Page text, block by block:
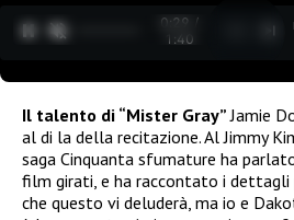
0:30 /
1:40
Il talento di “Mister Gray”Jamie
al di la della recitazione. Al Jimmy
saga Cinquanta sfumature ha
film girati, e ha raccontato i dettagli
che questo vi deluderà, ma io e